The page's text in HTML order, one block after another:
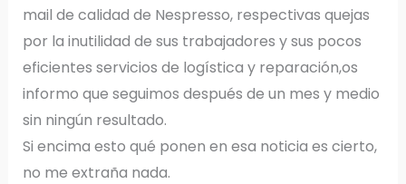
mail de calidad de Nespresso, respectivas quejas
por la inutilidad de sus trabajadores y sus pocos
eficientes servicios de logística y reparación,os
informo que seguimos después de un mes y medio
sin ningún resultado.
Si encima esto qué ponen en esa noticia es cierto,
no me extraña nada.